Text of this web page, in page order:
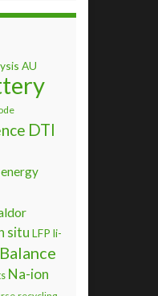
AU
DTI
energy
situ LFP li-
Na-ion